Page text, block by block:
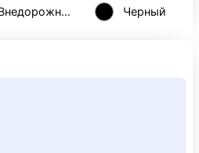
Внедорожник 5 дв. Черный